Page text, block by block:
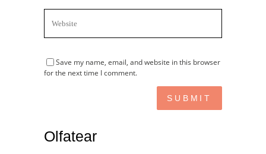
Save my name, email, and website in this browser
for the next time I comment.
Olfatear